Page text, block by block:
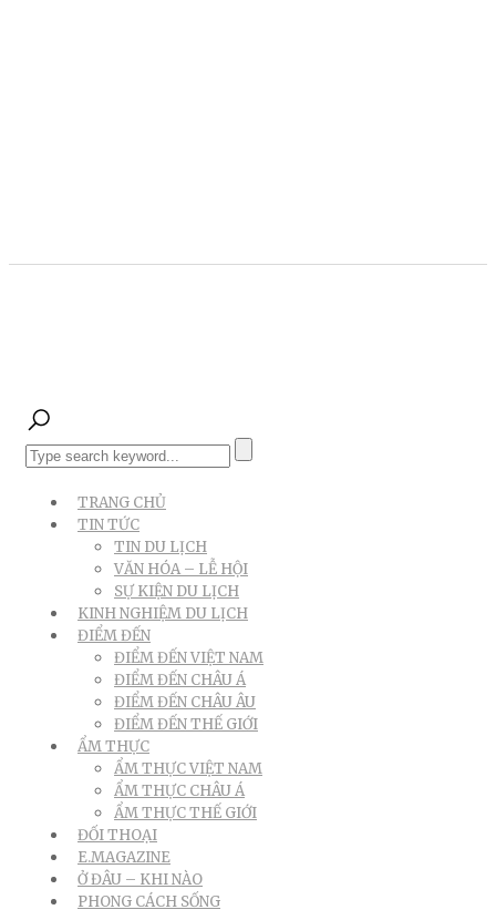
TRANG CHỦ
TIN TỨC
TIN DU LỊCH
VĂN HÓA – LỄ HỘI
SỰ KIỆN DU LỊCH
KINH NGHIỆM DU LỊCH
ĐIỂM ĐẾN
ĐIỂM ĐẾN VIỆT NAM
ĐIỂM ĐẾN CHÂU Á
ĐIỂM ĐẾN CHÂU ÂU
ĐIỂM ĐẾN THẾ GIỚI
ẨM THỰC
ẨM THỰC VIỆT NAM
ẨM THỰC CHÂU Á
ẨM THỰC THẾ GIỚI
ĐỐI THOẠI
E.MAGAZINE
Ở ĐÂU – KHI NÀO
PHONG CÁCH SỐNG